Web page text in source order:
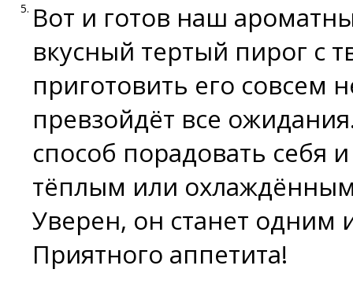
Вот и готов наш
вкусный тертый пирог с
приготовить его совсем
превзойдёт все
способ порадовать себя
тёплым или
Уверен, он станет
Приятного аппетита!